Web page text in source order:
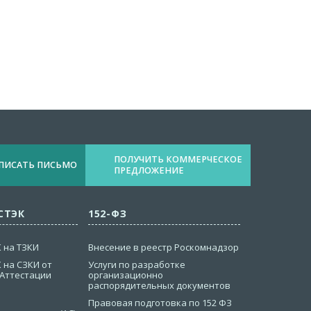
ПОЛУЧИТЬ КОММЕРЧЕСКОЕ
ПРЕДЛОЖЕНИЕ
ПИСЬМО
ТЗКИ
СЗКИ от
152-ФЗ
Внесение в реестр Роскомнадзор
Услуги по разработке
организационно
распорядительных документов
Правовая подготовка по 152 ФЗ